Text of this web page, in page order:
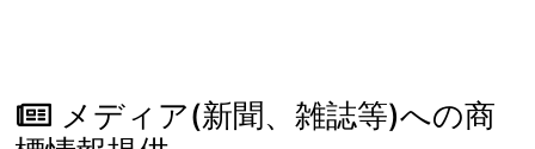
メディア(新聞、雑誌等)への商